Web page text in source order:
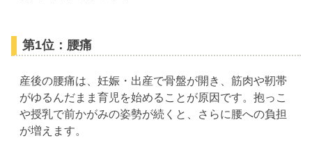
第1位：腰痛
産後の腰痛は、妊娠・出産で骨盤が開き、筋肉や靭帯
がゆるんだまま育児を始めることが原因です。抱っこ
や授乳で前かがみの姿勢が続くと、さらに腰への負担
が増えます。